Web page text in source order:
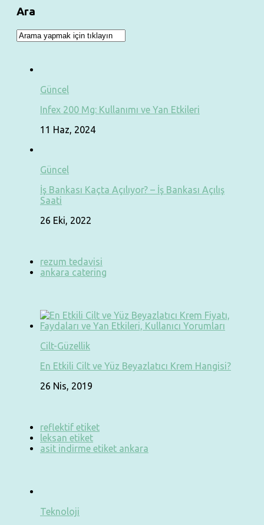
Ara
Güncel
Infex 200 Mg: Kullanımı ve Yan Etkileri
11 Haz, 2024
Güncel
İş Bankası Kaçta Açılıyor? – İş Bankası Açılış
Saati
26 Eki, 2022
rezum tedavisi
ankara catering
Cilt-Güzellik
En Etkili Cilt ve Yüz Beyazlatıcı Krem Hangisi?
26 Nis, 2019
reflektif etiket
leksan etiket
asit indirme etiket ankara
Teknoloji